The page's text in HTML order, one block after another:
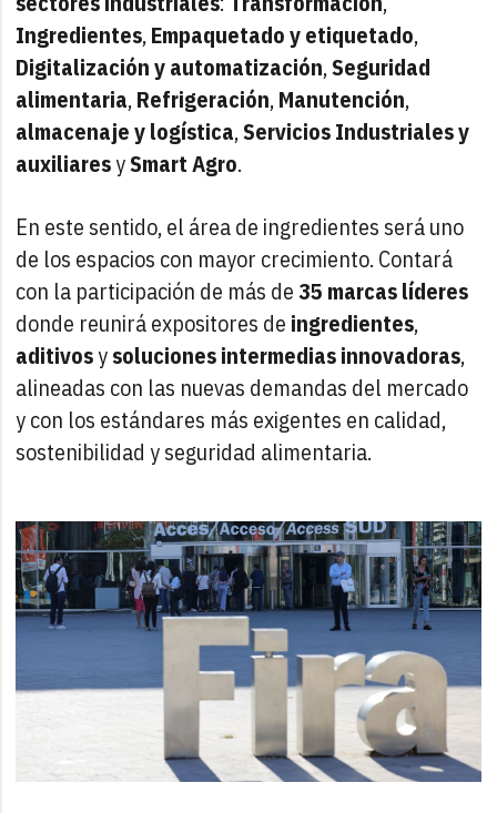
Ingredientes,Empaquetado yetiquetado,
Digitalización yautomatización,Seguridad
alimentaria,Refrigeración,Manutención,
almacenaje ylogística,ServiciosIndustrialesy
auxiliaresySmart Agro.
En este sentido, el área de ingredientes será uno
de los espacios con mayor crecimiento. Contará
con la participación de más de35 marcaslíderes
donde reunirá expositores de ingredientes,
aditivosysolucionesintermediasinnovadoras,
alineadas con las nuevas demandas del mercado
y con los estándares más exigentes en calidad,
sostenibilidad y seguridad alimentaria.